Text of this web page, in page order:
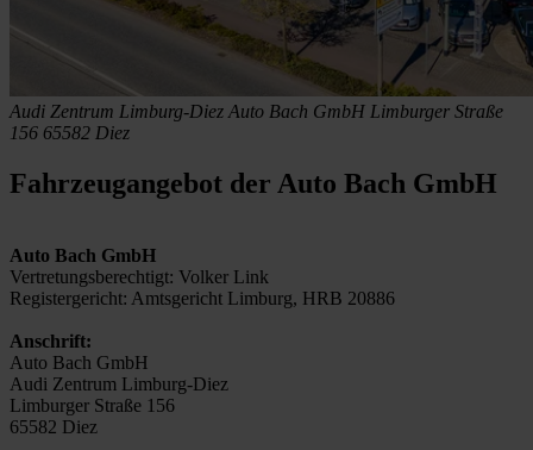
Audi Zentrum Limburg-Diez Auto Bach GmbH Limburger Straße
156 65582 Diez
Fahrzeugangebot der Auto Bach GmbH
Auto Bach GmbH
Vertretungsberechtigt: Volker Link
Registergericht: Amtsgericht Limburg, HRB 20886
Anschrift:
Auto Bach GmbH
Audi Zentrum Limburg-Diez
Limburger Straße 156
65582 Diez